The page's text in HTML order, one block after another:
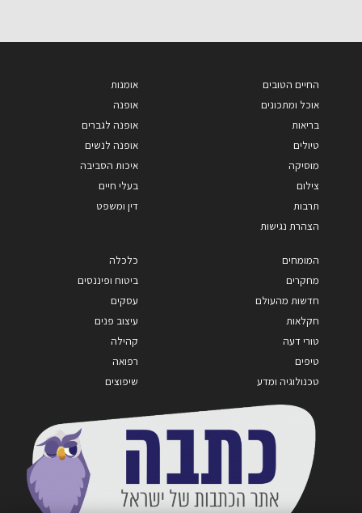
החיים הטובים
אוכל ומתכונים
בריאות
טיולים
מוסיקה
צילום
תרבות
הצהרת נגישות
אומנות
אופנה
אופנה לגברים
אופנה לנשים
איכות הסביבה
בעלי חיים
דין ומשפט
המומחים
מחקרים
חדשות מהעולם
חקלאות
טורי דעה
טיפים
טכנולוגיה ומדע
כלכלה
ביטוח ופיננסים
עסקים
עיצוב פנים
קהילה
רפואה
שיפוצים